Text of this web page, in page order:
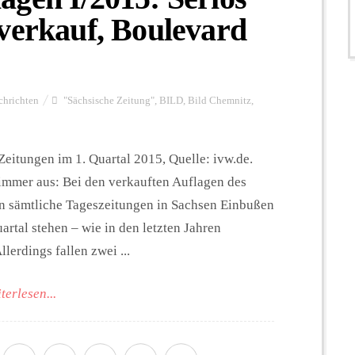
Boulevard
"Sächsische Zeitung" BILD Bild Chemnitz
im 1. Quartal 2015, Quelle: ivw.de.
aus: Bei den verkauften Auflagen des
Tageszeitungen in Sachsen Einbußen
stehen – wie in den letzten Jahren
fallen zwei ...